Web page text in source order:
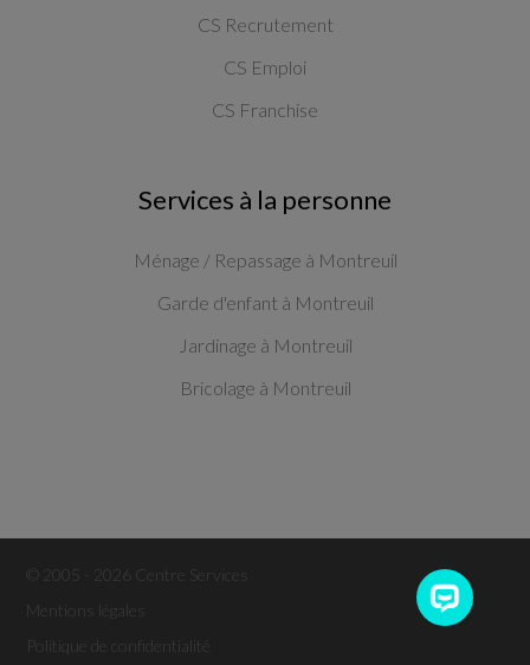
CS Recrutement
CS Emploi
CS Franchise
Services à la personne
Ménage / Repassage à Montreuil
Garde d'enfant à Montreuil
Jardinage à Montreuil
Bricolage à Montreuil
© 2005 - 2026 Centre Services
Mentions légales
Politique de confidentialité